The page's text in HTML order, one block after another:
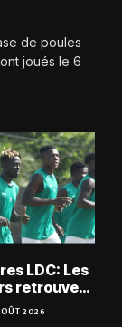
de poules
joués le 6
LDC: Les
retrouvent
2026